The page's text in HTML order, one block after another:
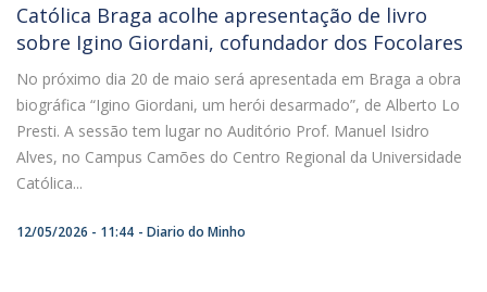
Católica Braga acolhe apresentação de livro
sobre Igino Giordani, cofundador dos Focolares
No próximo dia 20 de maio será apresentada em Braga a obra
biográfica “Igino Giordani, um herói desarmado”, de Alberto Lo
Presti. A sessão tem lugar no Auditório Prof. Manuel Isidro
Alves, no Campus Camões do Centro Regional da Universidade
Católica...
12/05/2026 - 11:44 Diario do Minho